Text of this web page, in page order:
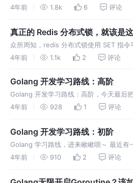
了，也是一项必备的技能，因为我们平时
影响。
4年前 1.8k 6 评论
真正的 Redis 分布式锁，就该是
众所周知，redis 分布式锁使用 SET 指令
令就行了吗？是否还需要考虑 CAP 理论
4年前 1.1k 2 评论
Golang 开发学习路线：高阶
Golang 开发学习路线：高阶，今天最后
语言（高阶）的学习路线也整理完了。另
4年前 928 1 评论
Golang 开发学习路线：初阶
Golang 学习路线，进来瞅瞅呗～ 最近有
伙伴加我微信私聊我说，可以整理出一个
先输出了一个【初阶版】的 Go 语言学习
4年前 910 2 评论